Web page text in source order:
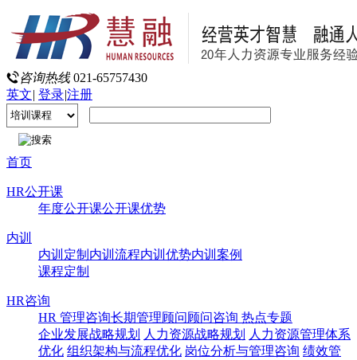
咨询热线 021-65757430
英文| 登录|注册
首页
HR公开课
年度公开课公开课优势
内训
内训定制 内训流程内训优势内训案例
课程定制
HR咨询
HR 管理咨询长期管理顾问 顾问咨询 热点专题
企业发展战略规划
人力资源战略规划
人力资源管理体系
优化 组织架构与流程优化 岗位分析与管理咨询 绩效管